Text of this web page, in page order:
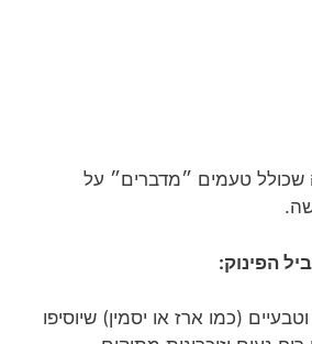
שכולל טעמים ״מדברים״ על
הפינוק:
(כמו ארז או יסמין) שיוסיפו